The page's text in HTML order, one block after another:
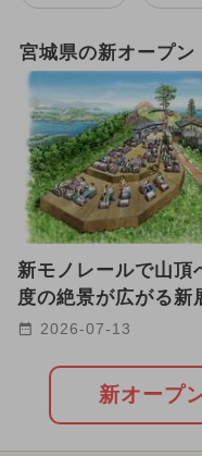
2026年1月のイ
2026年5月のイ
2025年10月のイ
2025年7月のイ
2026年7月のイ
2024年6月のイベ
2025年5月のイベ
GW(ゴールデン
宮城県の新オープン
新モノレールで山頂
度の絶景が広がる新
が宮城・気仙沼大島
2026-07-13
新オープ